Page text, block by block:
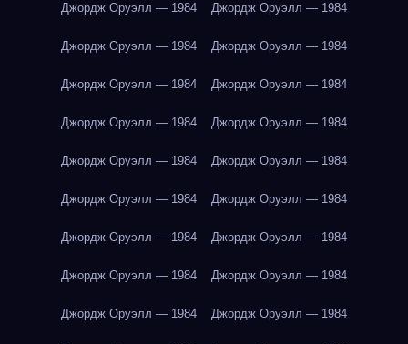
Джордж Оруэлл — 1984 Джордж Оруэлл — 1984
Джордж Оруэлл — 1984 Джордж Оруэлл — 1984
Джордж Оруэлл — 1984 Джордж Оруэлл — 1984
Джордж Оруэлл — 1984 Джордж Оруэлл — 1984
Джордж Оруэлл — 1984 Джордж Оруэлл — 1984
Джордж Оруэлл — 1984 Джордж Оруэлл — 1984
Джордж Оруэлл — 1984 Джордж Оруэлл — 1984
Джордж Оруэлл — 1984 Джордж Оруэлл — 1984
Джордж Оруэлл — 1984 Джордж Оруэлл — 1984